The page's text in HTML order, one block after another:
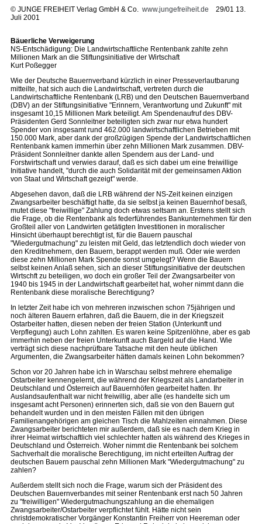
© JUNGE FREIHEIT Verlag GmbH & Co. www.jungefreiheit.de 29/01 13.
Juli 2001
Bäuerliche Verweigerung
NS-Entschädigung: Die Landwirtschaftliche Rentenbank zahlte zehn
Millionen Mark an die Stiftungsinitiative der Wirtschaft
Kurt Poßegger
Wie der Deutsche Bauernverband kürzlich in einer Presseverlautbarung
mitteilte, hat sich auch die Landwirtschaft, vertreten durch die
Landwirtschaftliche Rentenbank (LRB) und den Deutschen Bauernverband
(DBV) an der Stiftungsinitiative "Erinnern, Verantwortung und Zukunft" mit
insgesamt 10,15 Millionen Mark beteiligt. Am Spendenaufruf des DBV-
Präsidenten Gerd Sonnleitner beteiligten sich zwar nur etwa hundert
Spender von insgesamt rund 462.000 landwirtschaftlichen Betrieben mit
150.000 Mark, aber dank der großzügigen Spende der Landwirtschaftlichen
Rentenbank kamen immerhin über zehn Millionen Mark zusammen. DBV-
Präsident Sonnleitner dankte allen Spendern aus der Land- und
Forstwirtschaft und verwies darauf, daß es sich dabei um eine freiwillige
Initiative handelt, "durch die auch Solidarität mit der gemeinsamen Aktion
von Staat und Wirtschaft gezeigt" werde.
Abgesehen davon, daß die LRB während der NS-Zeit keinen einzigen
Zwangsarbeiter beschäftigt hatte, da sie selbst ja keinen Bauernhof besaß,
mutet diese "freiwillige" Zahlung doch etwas seltsam an. Erstens stellt sich
die Frage, ob die Rentenbank als federführendes Bankunternehmen für den
Großteil aller von Landwirten getätigten Investitionen in moralischer
Hinsicht überhaupt berechtigt ist, für die Bauern pauschal
"Wiedergutmachung" zu leisten mit Geld, das letztendlich doch wieder von
den Kreditnehmern, den Bauern, berappt werden muß. Oder wie werden
diese zehn Millionen Mark Spende sonst umgelegt? Wenn die Bauern
selbst keinen Anlaß sehen, sich an dieser Stiftungsinitiative der deutschen
Wirtschft zu beteiligen, wo doch ein großer Teil der Zwangsarbeiter von
1940 bis 1945 in der Landwirtschaft gearbeitet hat, woher nimmt dann die
Rentenbank diese moralische Berechtigung?
In letzter Zeit habe ich von mehreren inzwischen schon 75jährigen und
noch älteren Bauern erfahren, daß die Bauern, die in der Kriegszeit
Ostarbeiter hatten, diesen neben der freien Station (Unterkunft und
Verpflegung) auch Lohn zahlten. Es waren keine Spitzenlöhne, aber es gab
immerhin neben der freien Unterkunft auch Bargeld auf die Hand. Wie
verträgt sich diese nachprüfbare Tatsache mit den heute üblichen
Argumenten, die Zwangsarbeiter hätten damals keinen Lohn bekommen?
Schon vor 20 Jahren habe ich in Warschau selbst mehrere ehemalige
Ostarbeiter kennengelernt, die während der Kriegszeit als Landarbeiter in
Deutschland und Österreich auf Bauernhöfen gearbeitet hatten. Ihr
Auslandsaufenthalt war nicht freiwillig, aber alle (es handelte sich um
insgesamt acht Personen) erinnerten sich, daß sie von den Bauern gut
behandelt wurden und in den meisten Fällen mit den übrigen
Familienangehörigen am gleichen Tisch die Mahlzeiten einnahmen. Diese
Zwangsarbeiter berichteten mir außerdem, daß sie es nach dem Krieg in
ihrer Heimat wirtschaftlich viel schlechter hatten als während des Krieges in
Deutschland und Österreich. Woher nimmt die Rentenbank bei solchem
Sachverhalt die moralische Berechtigung, im nicht erteilten Auftrag der
deutschen Bauern pauschal zehn Millionen Mark "Wiedergutmachung" zu
zahlen?
Außerdem stellt sich noch die Frage, warum sich der Präsident des
Deutschen Bauernverbandes mit seiner Rentenbank erst nach 50 Jahren
zu "freiwilligen" Wiedergutmachungszahlung an die ehemaligen
Zwangsarbeiter/Ostarbeiter verpflichtet fühlt. Hätte nicht sein
christdemokratischer Vorgänger Konstantin Freiherr von Heereman oder